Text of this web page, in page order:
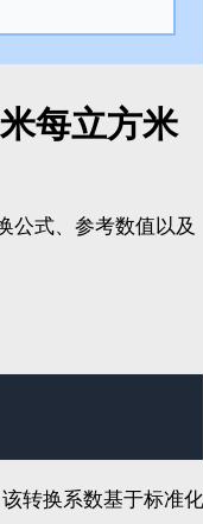
每立方米
公式、参考数值以及
转换系数基于标准化